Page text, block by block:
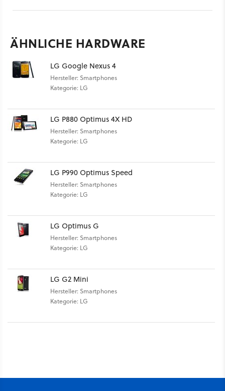
ÄHNLICHE HARDWARE
LG Google Nexus 4
Hersteller: Smartphones
Kategorie: LG
LG P880 Optimus 4X HD
Hersteller: Smartphones
Kategorie: LG
LG P990 Optimus Speed
Hersteller: Smartphones
Kategorie: LG
LG Optimus G
Hersteller: Smartphones
Kategorie: LG
LG G2 Mini
Hersteller: Smartphones
Kategorie: LG